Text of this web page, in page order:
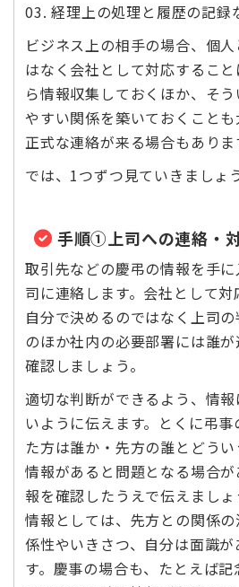
03. 経理上の処理と履歴の記録
ビジネス上の相手の場合、個
はなく会社として対応するこ
ら情報収集しておくほか、そ
やすい関係を築いておくこと
正式な連絡が来る場合もありま
では、1つずつ見ていきましょう
手順➀上司への連絡・
取引先などの慶弔の情報を手
司に連絡します。会社として
自分で決めるのではなく上司
のほか社内の必要部署には誰
確認しましょう。
適切な判断ができるよう、情
いように伝えます。とくに弔
た方は誰か・先方の誰とどう
情報があると問題となる場合
報を確認したうえで伝えまし
情報としては、先方との関係
係性やいきさつ、自分は面識
す。慶事の場合も、たとえば